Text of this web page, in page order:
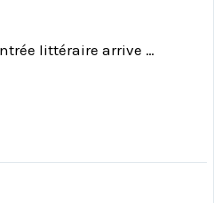
littéraire arrive …